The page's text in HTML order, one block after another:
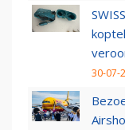
30-07-